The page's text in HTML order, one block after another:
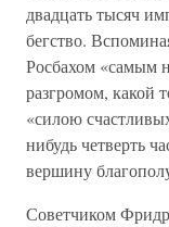
двадцать тысяч
бегство.
Росбахом «самым
разгромом, какой
«силою
нибудь четверть
вершину
Советчиком